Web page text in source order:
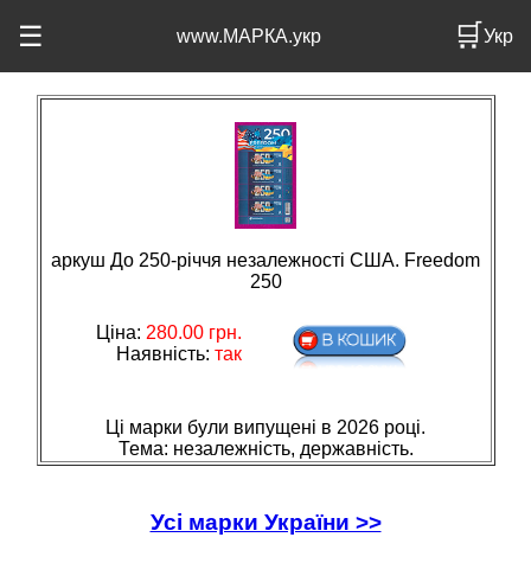
☰ www.МАРКА.укр 🛒Укр
аркуш До 250-річчя незалежності США. Freedom
250
Ціна: 280.00грн.
Наявність: так
Ці марки були випущені в 2026 році.
Тема: незалежнiсть, державнiсть.
Усі марки України >>